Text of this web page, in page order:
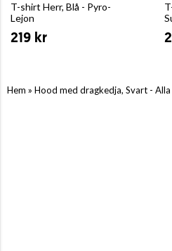
T-shirt Herr, Blå - Pyro-
Lejon
219 kr
Hem » Hood med dragkedja, Svart -